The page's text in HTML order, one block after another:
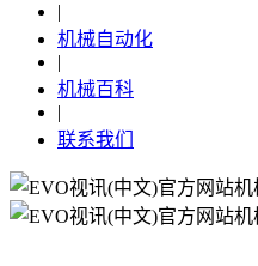
|
机械自动化
|
机械百科
|
联系我们